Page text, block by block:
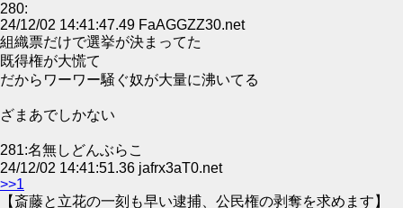
280:
24/12/02 14:41:47.49 FaAGGZZ30.net
組織票だけで選挙が決まってた
既得権が大慌て
だからワーワー騒ぐ奴が大量に沸いてる
ざまあでしかない
281:名無しどんぶらこ
24/12/02 14:41:51.36 jafrx3aT0.net
>>1
【斎藤と立花の一刻も早い逮捕、公民権の剥奪を求めます】